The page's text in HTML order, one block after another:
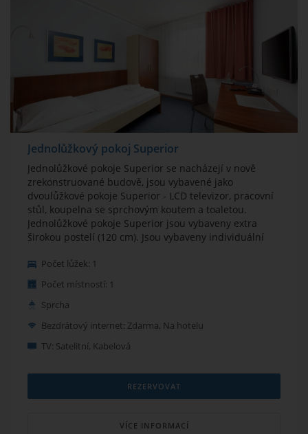
Jednolůžkový pokoj Superior
Jednolůžkové pokoje Superior se nacházejí v nově
zrekonstruované budově, jsou vybavené jako
dvoulůžkové pokoje Superior - LCD televizor, pracovní
stůl, koupelna se sprchovým koutem a toaletou.
Jednolůžkové pokoje Superior jsou vybaveny extra
širokou postelí (120 cm). Jsou vybaveny individuální
Počet lůžek: 1
Počet místností: 1
Sprcha
Bezdrátový internet: Zdarma, Na hotelu
TV: Satelitní, Kabelová
REZERVOVAT
VÍCE INFORMACÍ